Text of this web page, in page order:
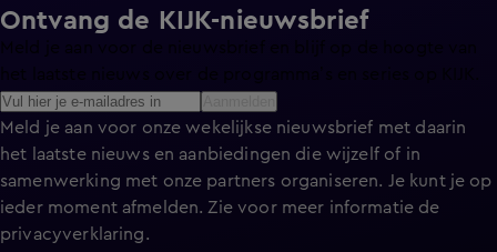
Ontvang de KIJK-nieuwsbrief
Meld je aan voor de nieuwsbrief en blijf op de hoogte van
Meld je aan voor onze wekelijkse nieuwsbrief met daarin
het laatste nieuws en aanbiedingen die wijzelf of in
samenwerking met onze partners organiseren. Je kunt je op
ieder moment afmelden. Zie voor meer informatie de
privacyverklaring.